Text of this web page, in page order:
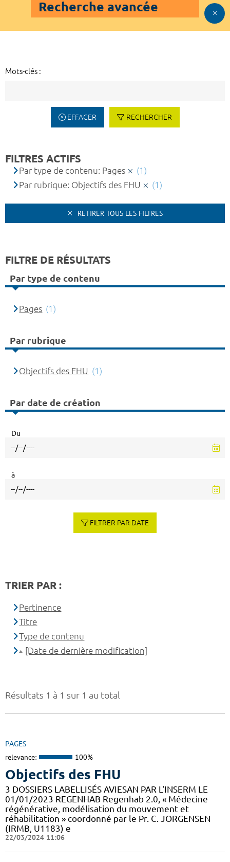
Recherche avancée
Mots-clés :
EFFACER RECHERCHER
Résultats 1 à 1 sur 1 au total
PAGES
relevance: 100%
Objectifs des FHU
3 DOSSIERS LABELLISÉS AVIESAN PAR L'INSERM LE
01/01/2023 REGENHAB Regenhab 2.0, « Médecine
régénérative, modélisation du mouvement et
réhabilitation » coordonné par le Pr. C. JORGENSEN
(IRMB, U1183) e
22/03/2024 11:06
FILTRES ACTIFS
Par type de contenu: Pages
(1)
Par rubrique: Objectifs des FHU
(1)
RETIRER TOUS LES FILTRES
FILTRE DE RÉSULTATS
Par type de contenu
Pages (1)
Par rubrique
Objectifs des FHU (1)
Par date de création
Du
à
FILTRER PAR DATE
TRIER PAR :
Pertinence
Titre
Type de contenu
[Date de dernière modification]